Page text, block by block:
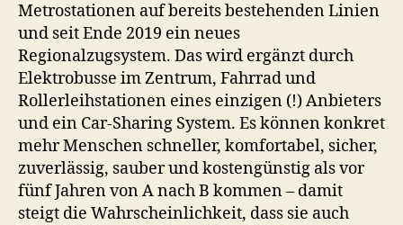
Metrostationen auf bereits bestehenden Linien
und seit Ende 2019 ein neues
Regionalzugsystem. Das wird ergänzt durch
Elektrobusse im Zentrum, Fahrrad und
Rollerleihstationen eines einzigen (!) Anbieters
und ein Car-Sharing System. Es können konkret
mehr Menschen schneller, komfortabel, sicher,
zuverlässig, sauber und kostengünstig als vor
fünf Jahren von A nach B kommen – damit
steigt die Wahrscheinlichkeit, dass sie auch